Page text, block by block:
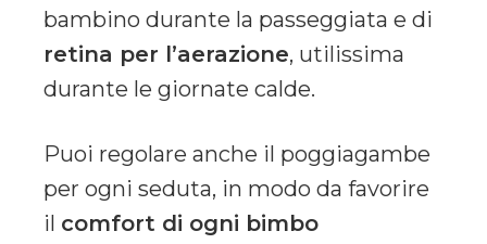
bambino durante la passeggiata e di
retina per l’aerazione, utilissima
durante le giornate calde.
Puoi regolare anche il poggiagambe
per ogni seduta, in modo da favorire
il comfort di ogni bimbo